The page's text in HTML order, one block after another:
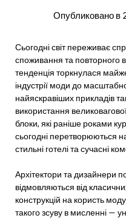
Опубликовано в
Сьогодні світ переживає
споживання та повторного
тенденція торкнулася
індустрії моди до
найяскравіших прикладів
використання
блоки, які раніше роками
сьогодні перетворюються
стильні готелі та сучасні
Архітектори та дизайнери
відмовляються від
конструкцій на користь
такого зсуву в мисленні —